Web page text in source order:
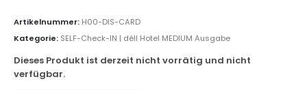
Artikelnummer: H00-DIS-CARD
Kategorie: SELF-Check-IN | déll Hotel MEDIUM Ausgabe
Dieses Produkt ist derzeit nicht vorrätig und nicht
verfügbar.